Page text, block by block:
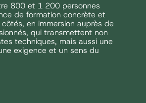
800 et 1 200 personnes
de formation concrète et
en immersion auprès de
qui transmettent non
techniques, mais aussi une
exigence et un sens du